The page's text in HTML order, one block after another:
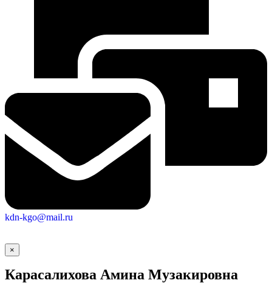
Городская Среда
kdn-kgo@mail.ru
×
Карасалихова Амина Музакировна